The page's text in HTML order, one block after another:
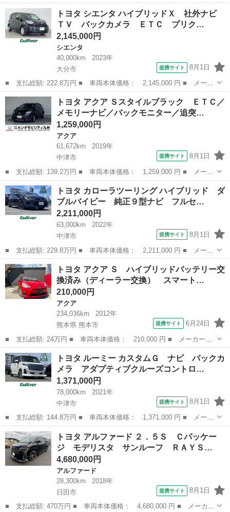
名： トヨタ ■ 車種名： ピクシススペース ■ グレード名： カ
スタム Ｇ ＥＴＣ ナビ ＴＶ ＨＩＤ スマートキー アイドリ
ングストップ 電...
福岡 久留米市 その他
トヨタ シエンタ ハイブリッドＸ 社外ナビ
ＴＶ バックカメラ ＥＴＣ プリク…
2,145,000円
シエンタ
40,000km
2023年
大分市
提携サイト 8月1日
■ 支払総額: 222.8万円 ■ 車両本体価格： 2,145,000 円 ■ メーカ
ー名： トヨタ ■ 車種名： シエンタ ■ グレード名： ハイブリ
ッドＸ 社外ナビ ＴＶ バックカメラ ＥＴＣ プリクラッシュセ
ーフティ...
大分 大分市 シエンタ
トヨタ アクア Ｓスタイルブラック ＥＴＣ／
メモリーナビ／バックモニター／追突…
1,259,000円
アクア
61,672km
2019年
中津市
提携サイト 8月1日
■ 支払総額: 139.2万円 ■ 車両本体価格： 1,259,000 円 ■ メーカ
ー名： トヨタ ■ 車種名： アクア ■ グレード名： Ｓスタイル
ブラック ＥＴＣ／メモリーナビ／バックモニター／追突軽減ブレー
キ オー...
大分 中津市 アクア
トヨタ カローラツーリング ハイブリッド ダ
ブルバイビー 純正９型ナビ フルセ…
2,211,000円
63,000km
2022年
中津市
提携サイト 8月1日
■ 支払総額: 229.8万円 ■ 車両本体価格： 2,211,000 円 ■ メーカ
ー名： トヨタ ■ 車種名： カローラツーリング ■ グレード
名： ハイブリッド ダブルバイビー 純正９型ナビ フルセグ バ
ックカメラ ...
大分 中津市 トヨタ
トヨタ アクア Ｓ ハイブリッドバッテリー交
換済み（ディーラー交換） スマート…
210,000円
アクア
234,036km
2012年
熊本県 熊本市
提携サイト 6月24日
■ 支払総額: 24万円 ■ 車両本体価格： 210,000 円 ■ メーカー
名： トヨタ ■ 車種名： アクア ■ グレード名： Ｓ ハイブリ
ッドバッテリー交換済み（ディーラー交換） スマートキー プッシ
ュスタート シー...
熊本 熊本市 アクア
トヨタ ルーミー カスタムＧ ナビ バックカ
メラ アダプティブクルーズコントロ…
1,371,000円
78,000km
2021年
中津市
提携サイト 8月1日
■ 支払総額: 144.8万円 ■ 車両本体価格： 1,371,000 円 ■ メーカ
ー名： トヨタ ■ 車種名： ルーミー ■ グレード名： カスタム
Ｇ ナビ バックカメラ アダプティブクルーズコントロール 両側
電動スラ...
大分 中津市 トヨタ
トヨタ アルファード ２．５Ｓ Ｃパッケー
ジ モデリスタ サンルーフ ＲＡＹＳ…
4,680,000円
アルファード
28,300km
2018年
日田市
提携サイト 8月1日
■ 支払総額: 470万円 ■ 車両本体価格： 4,680,000 円 ■ メーカー